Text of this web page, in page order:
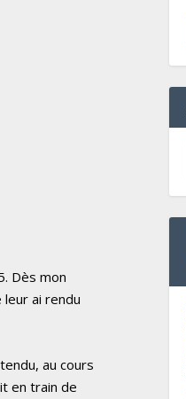
Dès mon
ai rendu
au cours
en train de